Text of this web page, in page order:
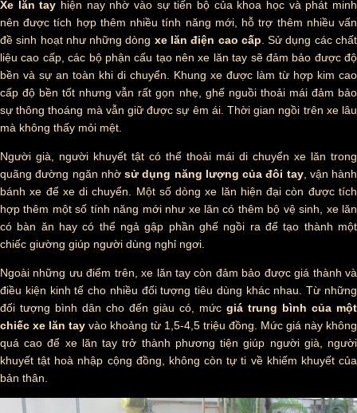
Xe lăn tay hiện nay nhờ vào sự tiến bộ của khoa học và phát minh
nên được tích hợp thêm nhiều tính năng mới, hỗ trợ thêm nhiều vấn
đề sinh hoạt như những dòng xe lăn điện cao cấp . Sử dụng các chất
liệu cao cấp, các bộ phận cấu tạo nên xe lăn tay sẽ đảm bảo được độ
bền và sự an toàn khi di chuyển. Khung xe được làm từ hợp kim cao
cấp độ bền tốt nhưng vẫn rất gọn nhẹ, ghế nguồi thoải mái đảm bảo
sự thông thoáng mà vẫn giữ được sự êm ái. Thời gian ngồi trên xe lâu
mà không thấy mỏi mệt.
Người già, người khuyết tật có thể thoải mái di chuyển xe lăn trong
quãng đường ngăn nhờ sử dụng năng lượng của đôi tay, vận hành
bánh xe để xe di chuyển. Một số dòng xe lăn hiện đại còn được tích
hợp thêm một số tính năng mới như xe lăn có thêm bộ vệ sinh, xe lăn
có bàn ăn hay có thể ngả gập phần ghế ngồi ra để tạo thành một
chiếc giường giúp người dùng nghỉ ngơi.
Ngoài những ưu điểm trên, xe lăn tay còn đảm bảo được giá thành và
điều kiện kinh tế cho nhiều đối tượng tiêu dùng khác nhau. Từ những
đối tượng bình dân cho đến giàu có, mức giá trung bình của một
chiếc xe lăn tay vào khoảng từ 1,5-4,5 triệu đồng. Mức giá này không
quá cao để xe lăn tay trở thành phương tiện giúp người già, người
khuyết tật hoà nhập cộng đồng, không còn tự ti về khiếm khuyết của
bản thân.